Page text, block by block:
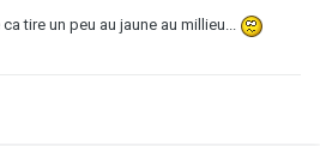
tire un peu au jaune au millieu...